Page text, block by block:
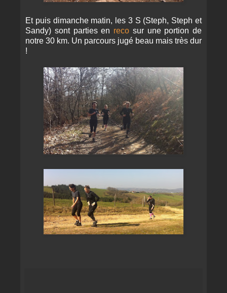
Et puis dimanche matin, les 3 S (Steph, Steph et
Sandy) sont parties en reco sur une portion de
notre 30 km. Un parcours jugé beau mais très dur
!